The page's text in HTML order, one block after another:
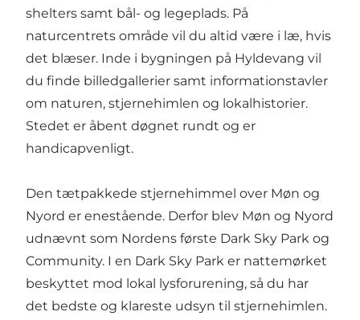
shelters samt bål- og legeplads. På
naturcentrets område vil du altid være i læ, hvis
det blæser. Inde i bygningen på Hyldevang vil
du finde billedgallerier samt informationstavler
om naturen, stjernehimlen og lokalhistorier.
Stedet er åbent døgnet rundt og er
handicapvenligt.
Den tætpakkede stjernehimmel over Møn og
Nyord er enestående. Derfor blev Møn og Nyord
udnævnt som Nordens første Dark Sky Park og
Community. I en Dark Sky Park er nattemørket
beskyttet mod lokal lysforurening, så du har
det bedste og klareste udsyn til stjernehimlen.